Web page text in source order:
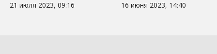
21 июля 2023, 09:16
16 июня 2023, 14:40